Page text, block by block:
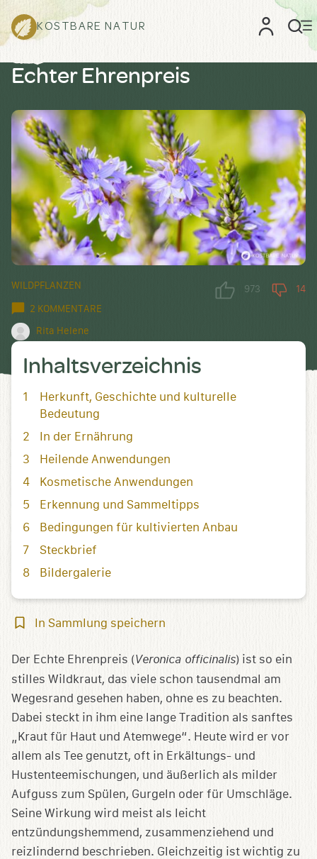
KOSTBARE NATUR
Echter Ehrenpreis
WILDPFLANZEN
2 KOMMENTARE
Rita Helene
973 14
Inhaltsverzeichnis
Herkunft, Geschichte und kulturelle
Bedeutung
In der Ernährung
Heilende Anwendungen
Kosmetische Anwendungen
Erkennung und Sammeltipps
Bedingungen für kultivierten Anbau
Steckbrief
Bildergalerie
In
speichern
In Sammlung speichern
Der Echte Ehrenpreis (Veronica officinalis) ist so ein
stilles Wildkraut, das viele schon tausendmal am
Wegesrand gesehen haben, ohne es zu beachten.
Dabei steckt in ihm eine lange Tradition als sanftes
„Kraut für Haut und Atemwege“. Heute wird er vor
allem als Tee genutzt, oft in Erkältungs- und
Hustenteemischungen, und äußerlich als milder
Aufguss zum Spülen, Gurgeln oder für Umschläge.
Seine Wirkung wird meist als leicht
entzündungshemmend, zusammenziehend und
reizlindernd beschrieben. Gleichzeitig ist wichtig zu